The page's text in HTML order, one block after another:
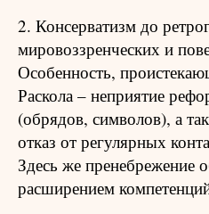
2. Консерватизм до
мировоззренческих и
Особенность,
Раскола – неприятие
(обрядов, символов), а
отказ от регулярных
Здесь же пренебрежение
расширением